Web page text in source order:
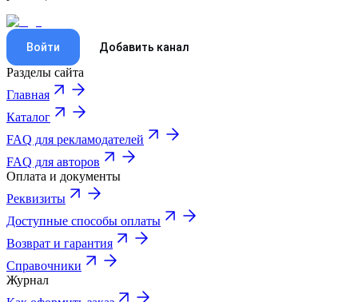
Войти Добавить канал
Разделы сайта
Главная
Каталог
FAQ для рекламодателей
FAQ для авторов
Оплата и документы
Реквизиты
Доступные способы оплаты
Возврат и гарантия
Справочники
Журнал